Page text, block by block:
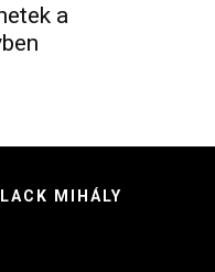
a
MIHÁLY